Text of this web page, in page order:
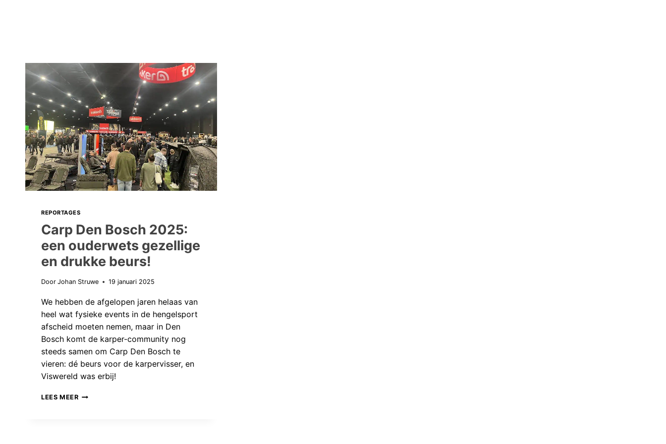
REPORTAGES
Carp Den Bosch 2025:
een ouderwets gezellige
en drukke beurs!
Door Johan Struwe 19 januari 2025
We hebben de afgelopen jaren helaas van
heel wat fysieke events in de hengelsport
afscheid moeten nemen, maar in Den
Bosch komt de karper-community nog
steeds samen om Carp Den Bosch te
vieren: dé beurs voor de karpervisser, en
Viswereld was erbij!
LEES MEERCARP